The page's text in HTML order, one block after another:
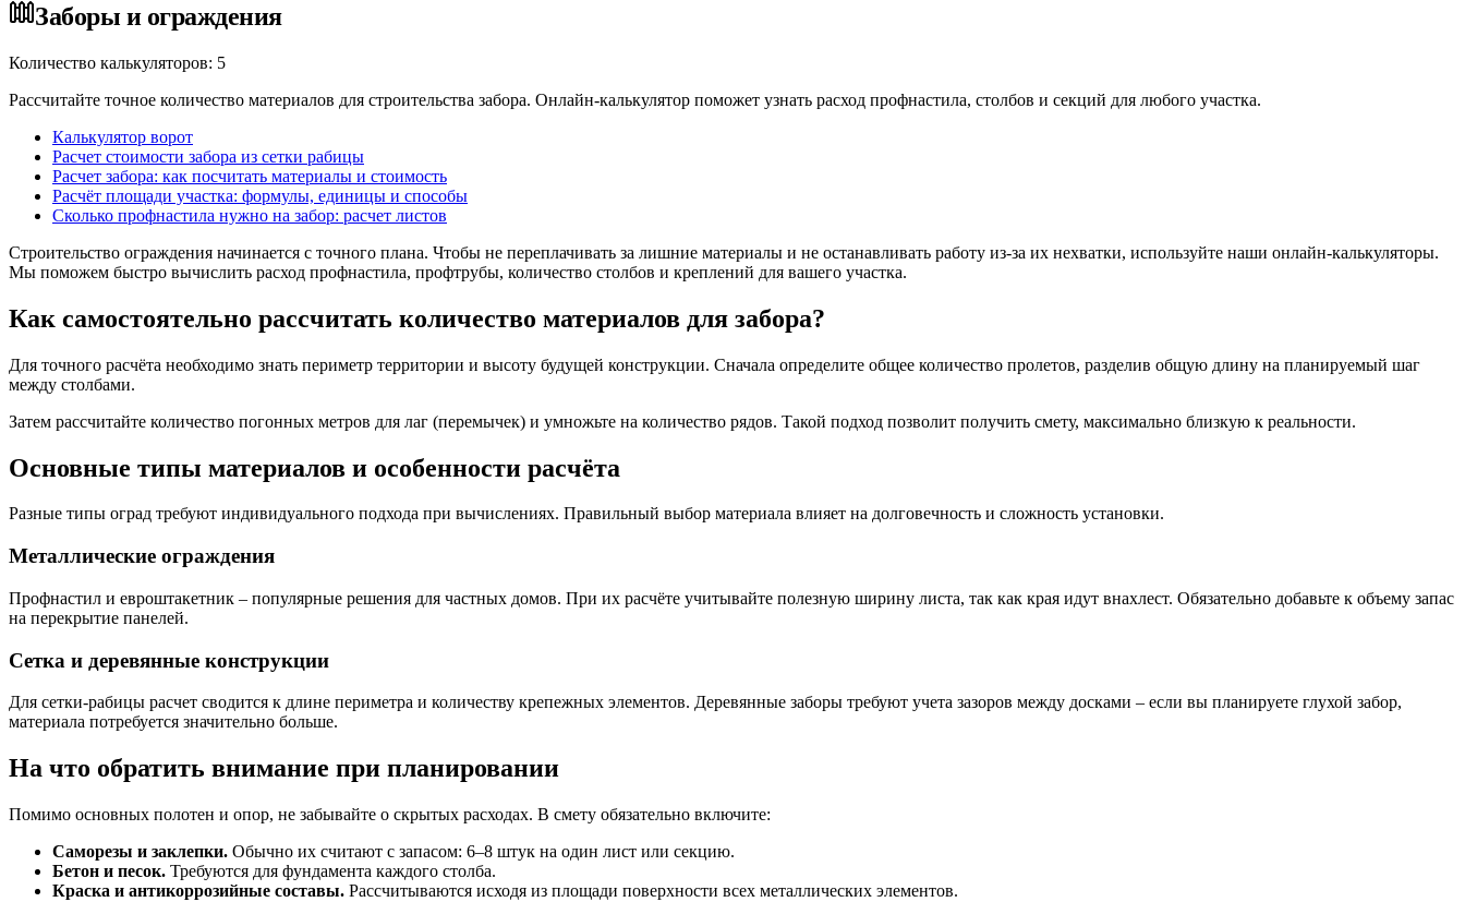
Заборы и ограждения
Количество калькуляторов: 5
Рассчитайте точное количество материалов для строительства забора. Онлайн-калькулятор поможет узнать расход профнастила, столбов и секций для любого участка.
Калькулятор ворот
Расчет стоимости забора из сетки рабицы
Расчет забора: как посчитать материалы и стоимость
Расчёт площади участка: формулы, единицы и способы
Сколько профнастила нужно на забор: расчет листов
Строительство ограждения начинается с точного плана. Чтобы не переплачивать за лишние материалы и не останавливать работу из-за их нехватки, используйте наши онлайн-калькуляторы.
Мы поможем быстро вычислить расход профнастила, профтрубы, количество столбов и креплений для вашего участка.
Как самостоятельно рассчитать количество материалов для забора?
Для точного расчёта необходимо знать периметр территории и высоту будущей конструкции. Сначала определите общее количество пролетов, разделив общую длину на планируемый шаг
между столбами.
Затем рассчитайте количество погонных метров для лаг (перемычек) и умножьте на количество рядов. Такой подход позволит получить смету, максимально близкую к реальности.
Основные типы материалов и особенности расчёта
Разные типы оград требуют индивидуального подхода при вычислениях. Правильный выбор материала влияет на долговечность и сложность установки.
Металлические ограждения
Профнастил и евроштакетник – популярные решения для частных домов. При их расчёте учитывайте полезную ширину листа, так как края идут внахлест. Обязательно добавьте к объему запас
на перекрытие панелей.
Сетка и деревянные конструкции
Для сетки-рабицы расчет сводится к длине периметра и количеству крепежных элементов. Деревянные заборы требуют учета зазоров между досками – если вы планируете глухой забор,
материала потребуется значительно больше.
На что обратить внимание при планировании
Помимо основных полотен и опор, не забывайте о скрытых расходах. В смету обязательно включите:
Саморезы и заклепки. Обычно их считают с запасом: 6–8 штук на один лист или секцию.
Бетон и песок. Требуются для фундамента каждого столба.
Краска и антикоррозийные составы. Рассчитываются исходя из площади поверхности всех металлических элементов.